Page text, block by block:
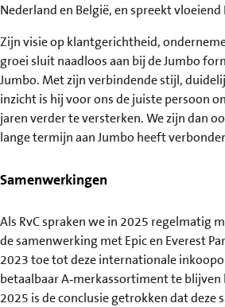
Nederland en België, en spreekt vloeiend
Zijn visie op klantgerichtheid,
groei sluit naadloos aan bij de Jumbo
Jumbo. Met zijn verbindende stijl,
inzicht is hij voor ons de juiste persoon
jaren verder te versterken. We zijn dan
lange termijn aan Jumbo heeft
Samenwerkingen
Als RvC spraken we in 2025 regelmatig
de samenwerking met Epic en Everest
2023 toe tot deze internationale
betaalbaar A‑merkassortiment te blijven
2025 is de conclusie getrokken dat deze